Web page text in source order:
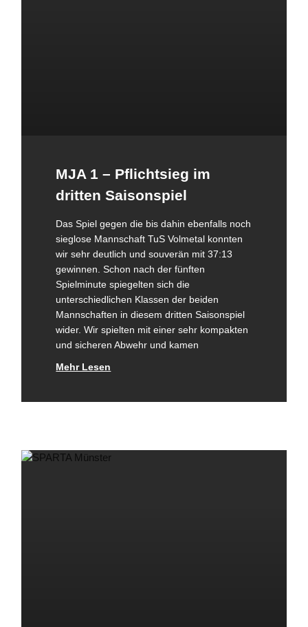
MJA 1 – Pflichtsieg im
dritten Saisonspiel
Das Spiel gegen die bis dahin ebenfalls noch
sieglose Mannschaft TuS Volmetal konnten
wir sehr deutlich und souverän mit 37:13
gewinnen. Schon nach der fünften
Spielminute spiegelten sich die
unterschiedlichen Klassen der beiden
Mannschaften in diesem dritten Saisonspiel
wider. Wir spielten mit einer sehr kompakten
und sicheren Abwehr und kamen
Mehr Lesen